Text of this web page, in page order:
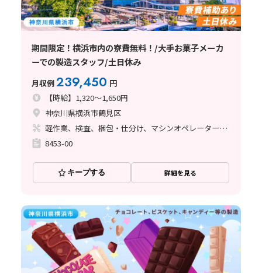
期間限定！横浜市内の寮費無料！/大手お菓子メーカ
ーでの製造スタッフ/土日休み
月収例239,450 円
【時給】1,320～1,650円
神奈川県横浜市鶴見区
軽作業、検査、梱包・仕分け、マシンオペレーター、清掃・洗浄、ライン作業、立ち作業
8453-00
キープする 詳細を見る